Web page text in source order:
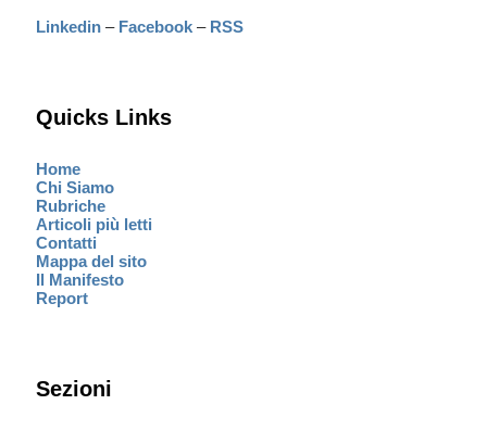
Linkedin – Facebook – RSS
Quicks Links
Home
Chi Siamo
Rubriche
Articoli più letti
Contatti
Mappa del sito
Il Manifesto
Report
Sezioni